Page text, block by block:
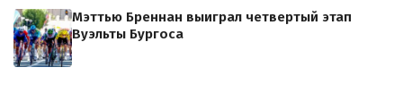
Мэттью Бреннан выиграл четвертый этап
Вуэльты Бургоса